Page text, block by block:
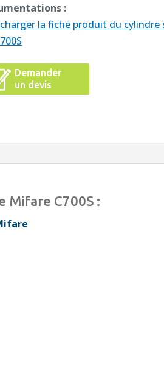
:
la fiche produit du
Demander
un devis
C700S :